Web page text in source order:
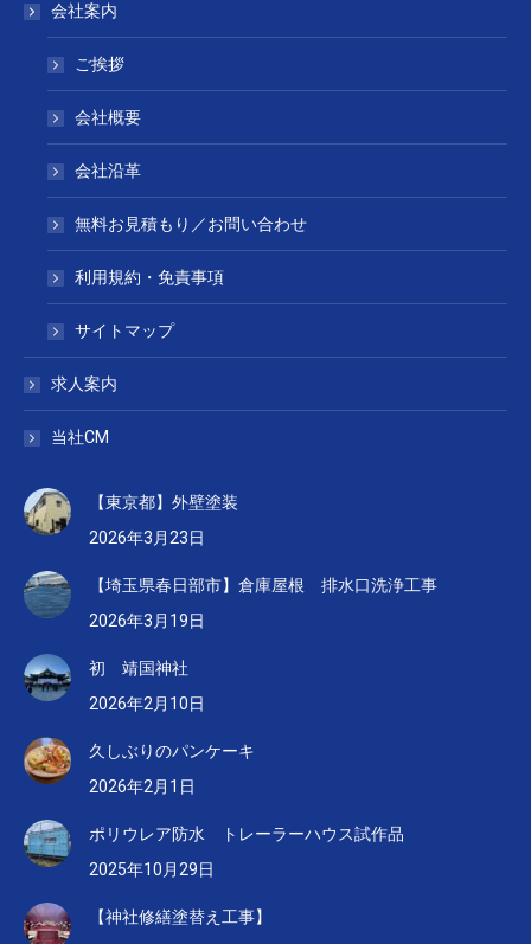
会社案内
ご挨拶
会社概要
会社沿革
無料お見積もり／お問い合わせ
利用規約・免責事項
サイトマップ
求人案内
当社CM
【東京都】外壁塗装
2026年3月23日
【埼玉県春日部市】倉庫屋根 排水口洗浄工事
2026年3月19日
初 靖国神社
2026年2月10日
久しぶりのパンケーキ
2026年2月1日
ポリウレア防水 トレーラーハウス試作品
2025年10月29日
【神社修繕塗替え工事】